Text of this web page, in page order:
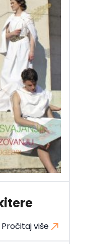
Pročitaj više